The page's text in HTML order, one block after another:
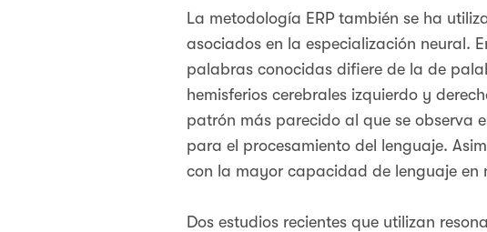
La metodología ERP también se ha
asociados en la especialización neural.
palabras conocidas difiere de la de
hemisferios cerebrales izquierdo y
patrón más parecido al que se observa
para el procesamiento del lenguaje.
con la mayor capacidad de lenguaje en
Dos estudios recientes que utilizan